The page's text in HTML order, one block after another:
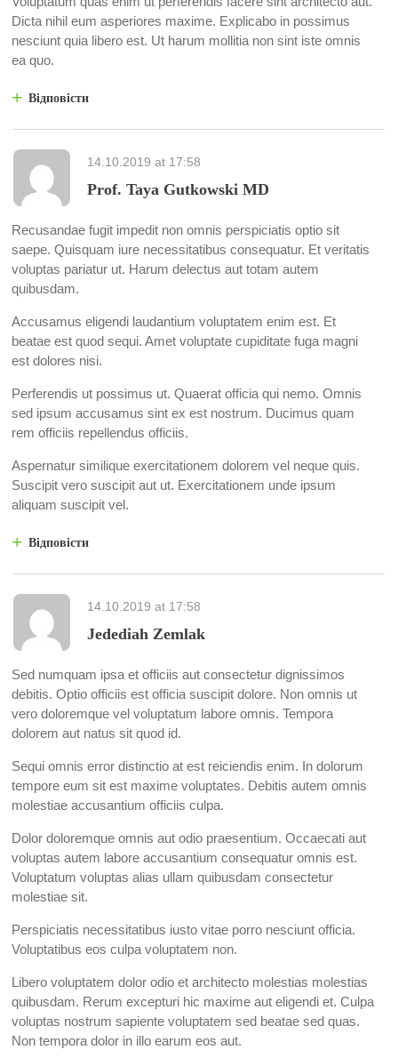
Dicta nihil eum asperiores maxime. Explicabo in possimus
nesciunt quia libero est. Ut harum mollitia non sint iste omnis
ea quo.
Відповісти
14.10.2019 at 17:58
Prof. Taya Gutkowski MD
Recusandae fugit impedit non omnis perspiciatis optio sit
saepe. Quisquam iure necessitatibus consequatur. Et veritatis
voluptas pariatur ut. Harum delectus aut totam autem
quibusdam.
Accusamus eligendi laudantium voluptatem enim est. Et
beatae est quod sequi. Amet voluptate cupiditate fuga magni
est dolores nisi.
Perferendis ut possimus ut. Quaerat officia qui nemo. Omnis
sed ipsum accusamus sint ex est nostrum. Ducimus quam
rem officiis repellendus officiis.
Aspernatur similique exercitationem dolorem vel neque quis.
Suscipit vero suscipit aut ut. Exercitationem unde ipsum
aliquam suscipit vel.
Відповісти
14.10.2019 at 17:58
Jedediah Zemlak
Sed numquam ipsa et officiis aut consectetur dignissimos
debitis. Optio officiis est officia suscipit dolore. Non omnis ut
vero doloremque vel voluptatum labore omnis. Tempora
dolorem aut natus sit quod id.
Sequi omnis error distinctio at est reiciendis enim. In dolorum
tempore eum sit est maxime voluptates. Debitis autem omnis
molestiae accusantium officiis culpa.
Dolor doloremque omnis aut odio praesentium. Occaecati aut
voluptas autem labore accusantium consequatur omnis est.
Voluptatum voluptas alias ullam quibusdam consectetur
molestiae sit.
Perspiciatis necessitatibus iusto vitae porro nesciunt officia.
Voluptatibus eos culpa voluptatem non.
Libero voluptatem dolor odio et architecto molestias molestias
quibusdam. Rerum excepturi hic maxime aut eligendi et. Culpa
voluptas nostrum sapiente voluptatem sed beatae sed quas.
Non tempora dolor in illo earum eos aut.